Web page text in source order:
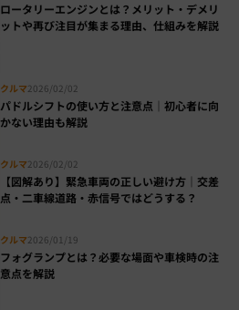
ロータリーエンジンとは？メリット・デメリ
ットや再び注目が集まる理由、仕組みを解説
クルマ2026/02/02
パドルシフトの使い方と注意点｜初心者に向
かない理由も解説
クルマ2026/02/02
【図解あり】緊急車両の正しい避け方｜交差
点・二車線道路・赤信号ではどうする？
クルマ2026/01/19
フォグランプとは？必要な場面や車検時の注
意点を解説